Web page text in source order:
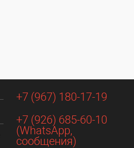
+7 (967) 180-17-19
+7 (926) 685-60-10
(WhatsApp,
сообщения)